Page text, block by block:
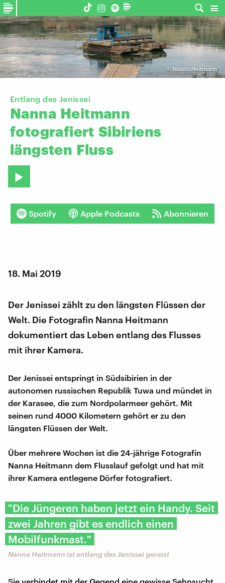
© Nanna Heitmann
Entlang des Jenissei
Nanna Heitmann
fotografiert Sibiriens
längsten Fluss
Spotify Apple Podcasts Abonnieren
18. Mai 2019
Der Jenissei zählt zu den längsten Flüssen der
Welt. Die Fotografin Nanna Heitmann
dokumentiert das Leben entlang des Flusses
mit ihrer Kamera.
Der Jenissei entspringt in Südsibirien in der
autonomen russischen Republik Tuwa und mündet in
der Karasee, die zum Nordpolarmeer gehört. Mit
seinen rund 4000 Kilometern gehört er zu den
längsten Flüssen der Welt.
Über mehrere Wochen ist die 24-jährige Fotografin
Nanna Heitmann dem Flusslauf gefolgt und hat mit
ihrer Kamera entlegene Dörfer fotografiert.
"Die Jüngeren haben jetzt ein Handy. Seit
zwei Jahren gibt es endlich einen
Mobilfunkmast."
Nanna Heitmann ist entlang des Jenissei gereist